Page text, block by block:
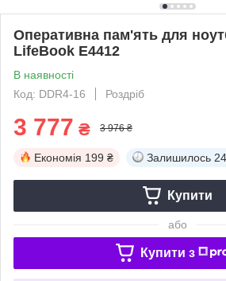
Оперативна пам'ять для
LifeBook E4412
В наявності
Код: DDR4-16
Роздріб
3 777 ₴ 3 976 ₴
Економія 199 ₴ Залишилось
Купити
або
Купити з